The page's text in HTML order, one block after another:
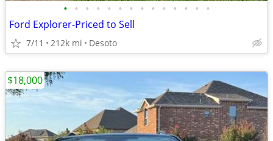
• • • • • • • • • • • • • •
Ford Explorer-Priced to Sell
7/11 212k mi Desoto
$18,000